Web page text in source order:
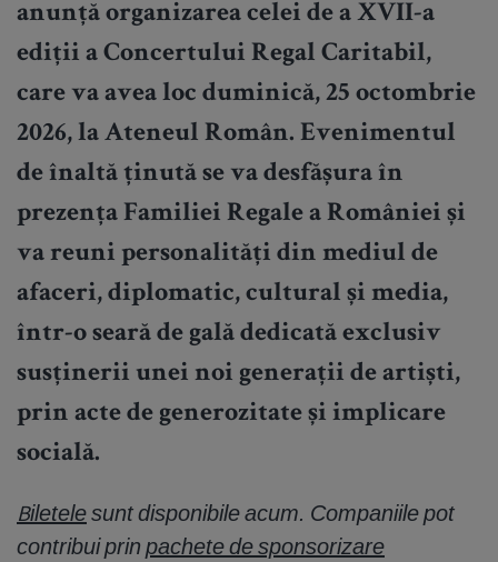
anunță organizarea celei de a XVII-a
ediții a Concertului Regal Caritabil,
care va avea loc duminică, 25 octombrie
2026, la Ateneul Român. Evenimentul
de înaltă ținută se va desfășura în
prezența Familiei Regale a României și
va reuni personalități din mediul de
afaceri, diplomatic, cultural și media,
într-o seară de gală dedicată exclusiv
susținerii unei noi generații de artiști,
prin acte de generozitate și implicare
socială.
Biletelesunt disponibileacum. Companiile pot
contribui prin pachete de sponsorizare